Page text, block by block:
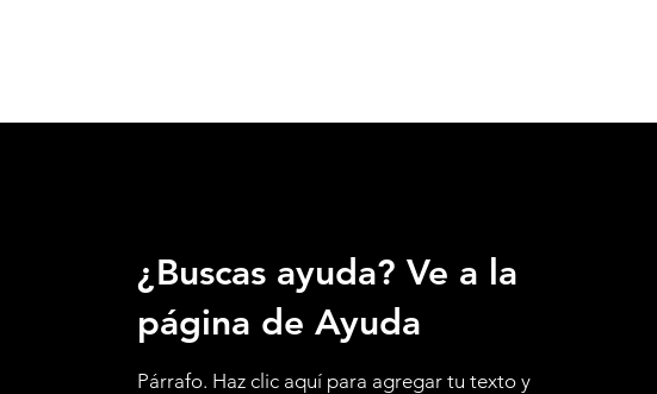
¿Buscas ayuda? Ve a la
página de Ayuda
Párrafo. Haz clic aquí para agregar tu texto y